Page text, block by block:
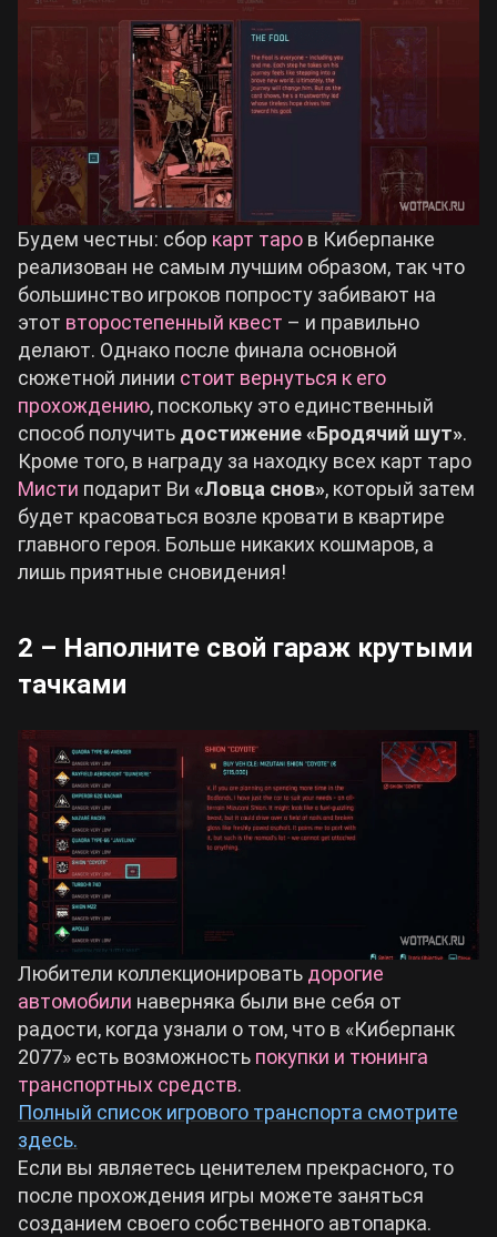
Будем честны: сбор карт таро в Киберпанке
реализован не самым лучшим образом, так что
большинство игроков попросту забивают на
этот второстепенный квест – и правильно
делают. Однако после финала основной
сюжетной линии стоит вернуться к его
прохождению, поскольку это единственный
способ получить достижение «Бродячий шут».
Кроме того, в награду за находку всех карт таро
Мисти подарит Ви «Ловца снов», который затем
будет красоваться возле кровати в квартире
главного героя. Больше никаких кошмаров, а
лишь приятные сновидения!
2 – Наполните свой гараж крутыми
тачками
Любители коллекционировать дорогие
автомобили наверняка были вне себя от
радости, когда узнали о том, что в «Киберпанк
2077» есть возможность покупки и тюнинга
транспортных средств.
Полный список игрового транспорта смотрите
здесь.
Если вы являетесь ценителем прекрасного, то
после прохождения игры можете заняться
созданием своего собственного автопарка.